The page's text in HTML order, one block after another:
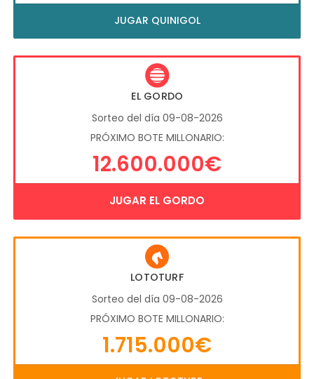
JUGAR QUINIGOL
EL GORDO
Sorteo del día 09-08-2026
PRÓXIMO BOTE MILLONARIO:
12.600.000€
JUGAR EL GORDO
LOTOTURF
Sorteo del día 09-08-2026
PRÓXIMO BOTE MILLONARIO:
1.715.000€